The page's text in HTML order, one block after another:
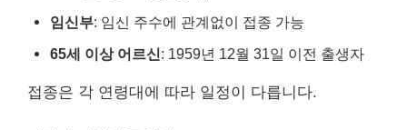
임신부: 임신 주수에 관계없이 접종 가능
65세 이상 어르신: 1959년 12월 31일 이전 출생자
접종은 각 연령대에 따라 일정이 다릅니다.